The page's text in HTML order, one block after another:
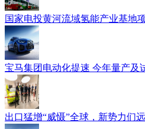
国家电投黄河流域氢能产业基地
宝马集团电动化提速 今年量产及
出口猛增“威慑”全球，新势力们